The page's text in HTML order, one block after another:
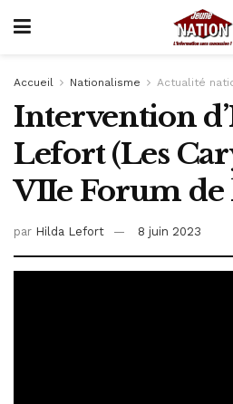
Accueil Nationalisme Actualité
Intervention
Lefort (Les
VIIe Forum de
par Hilda Lefort 8 juin 2023